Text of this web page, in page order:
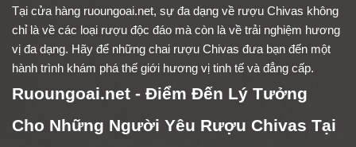
Tại cửa hàng ruoungoai.net, sự đa dạng về rượu Chivas không
chỉ là về các loại rượu độc đáo mà còn là về trải nghiệm hương
vị đa dạng. Hãy để những chai rượu Chivas đưa bạn đến một
hành trình khám phá thế giới hương vị tinh tế và đẳng cấp.
Ruoungoai.net - Điểm Đến Lý Tưởng
Cho Những Người Yêu Rượu Chivas Tại